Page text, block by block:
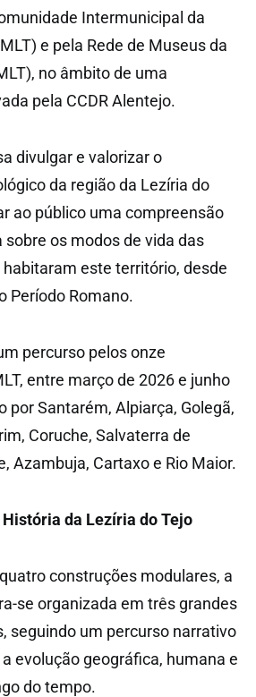
Intermunicipal da
e pela Rede de Museus da
no âmbito de uma
pela CCDR Alentejo.
divulgar e valorizar o
da região da Lezíria do
ao público uma compreensão
os modos de vida das
este território, desde
Período Romano.
percurso pelos onze
entre março de 2026 e junho
por Santarém, Alpiarça, Golegã,
Coruche, Salvaterra de
Azambuja, Cartaxo e Rio Maior.
da Lezíria do Tejo
construções modulares, a
se organizada em três grandes
seguindo um percurso narrativo
evolução geográfica, humana e
do tempo.